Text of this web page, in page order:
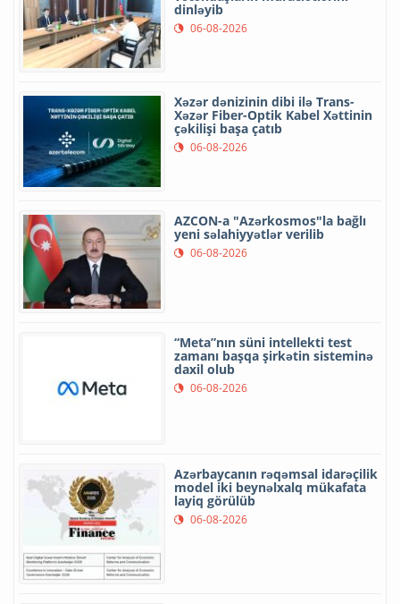
dinləyib
06-08-2026
Xəzər dənizinin dibi ilə Trans-
Xəzər Fiber-Optik Kabel Xəttinin
çəkilişi başa çatıb
06-08-2026
AZCON-a "Azərkosmos"la bağlı
yeni səlahiyyətlər verilib
06-08-2026
“Meta”nın süni intellekti test
zamanı başqa şirkətin sisteminə
daxil olub
06-08-2026
Azərbaycanın rəqəmsal idarəçilik
model iki beynəlxalq mükafata
layiq görülüb
06-08-2026